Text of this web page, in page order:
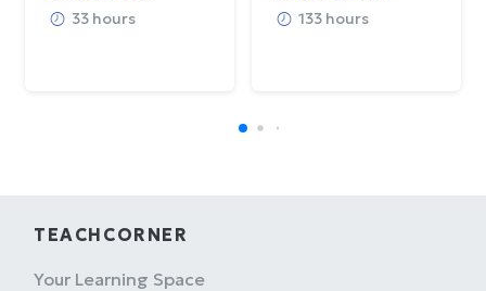
33 hours 133 hours
TEACHCORNER
Your Learning Space